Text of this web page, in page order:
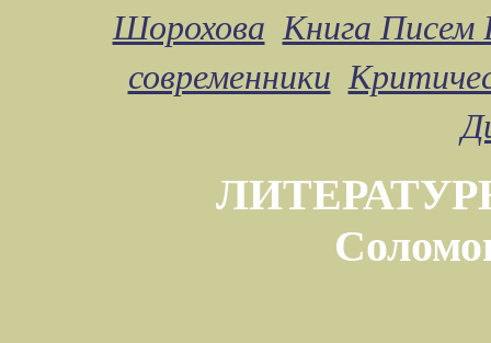
Шорохова Книга Писем
современники